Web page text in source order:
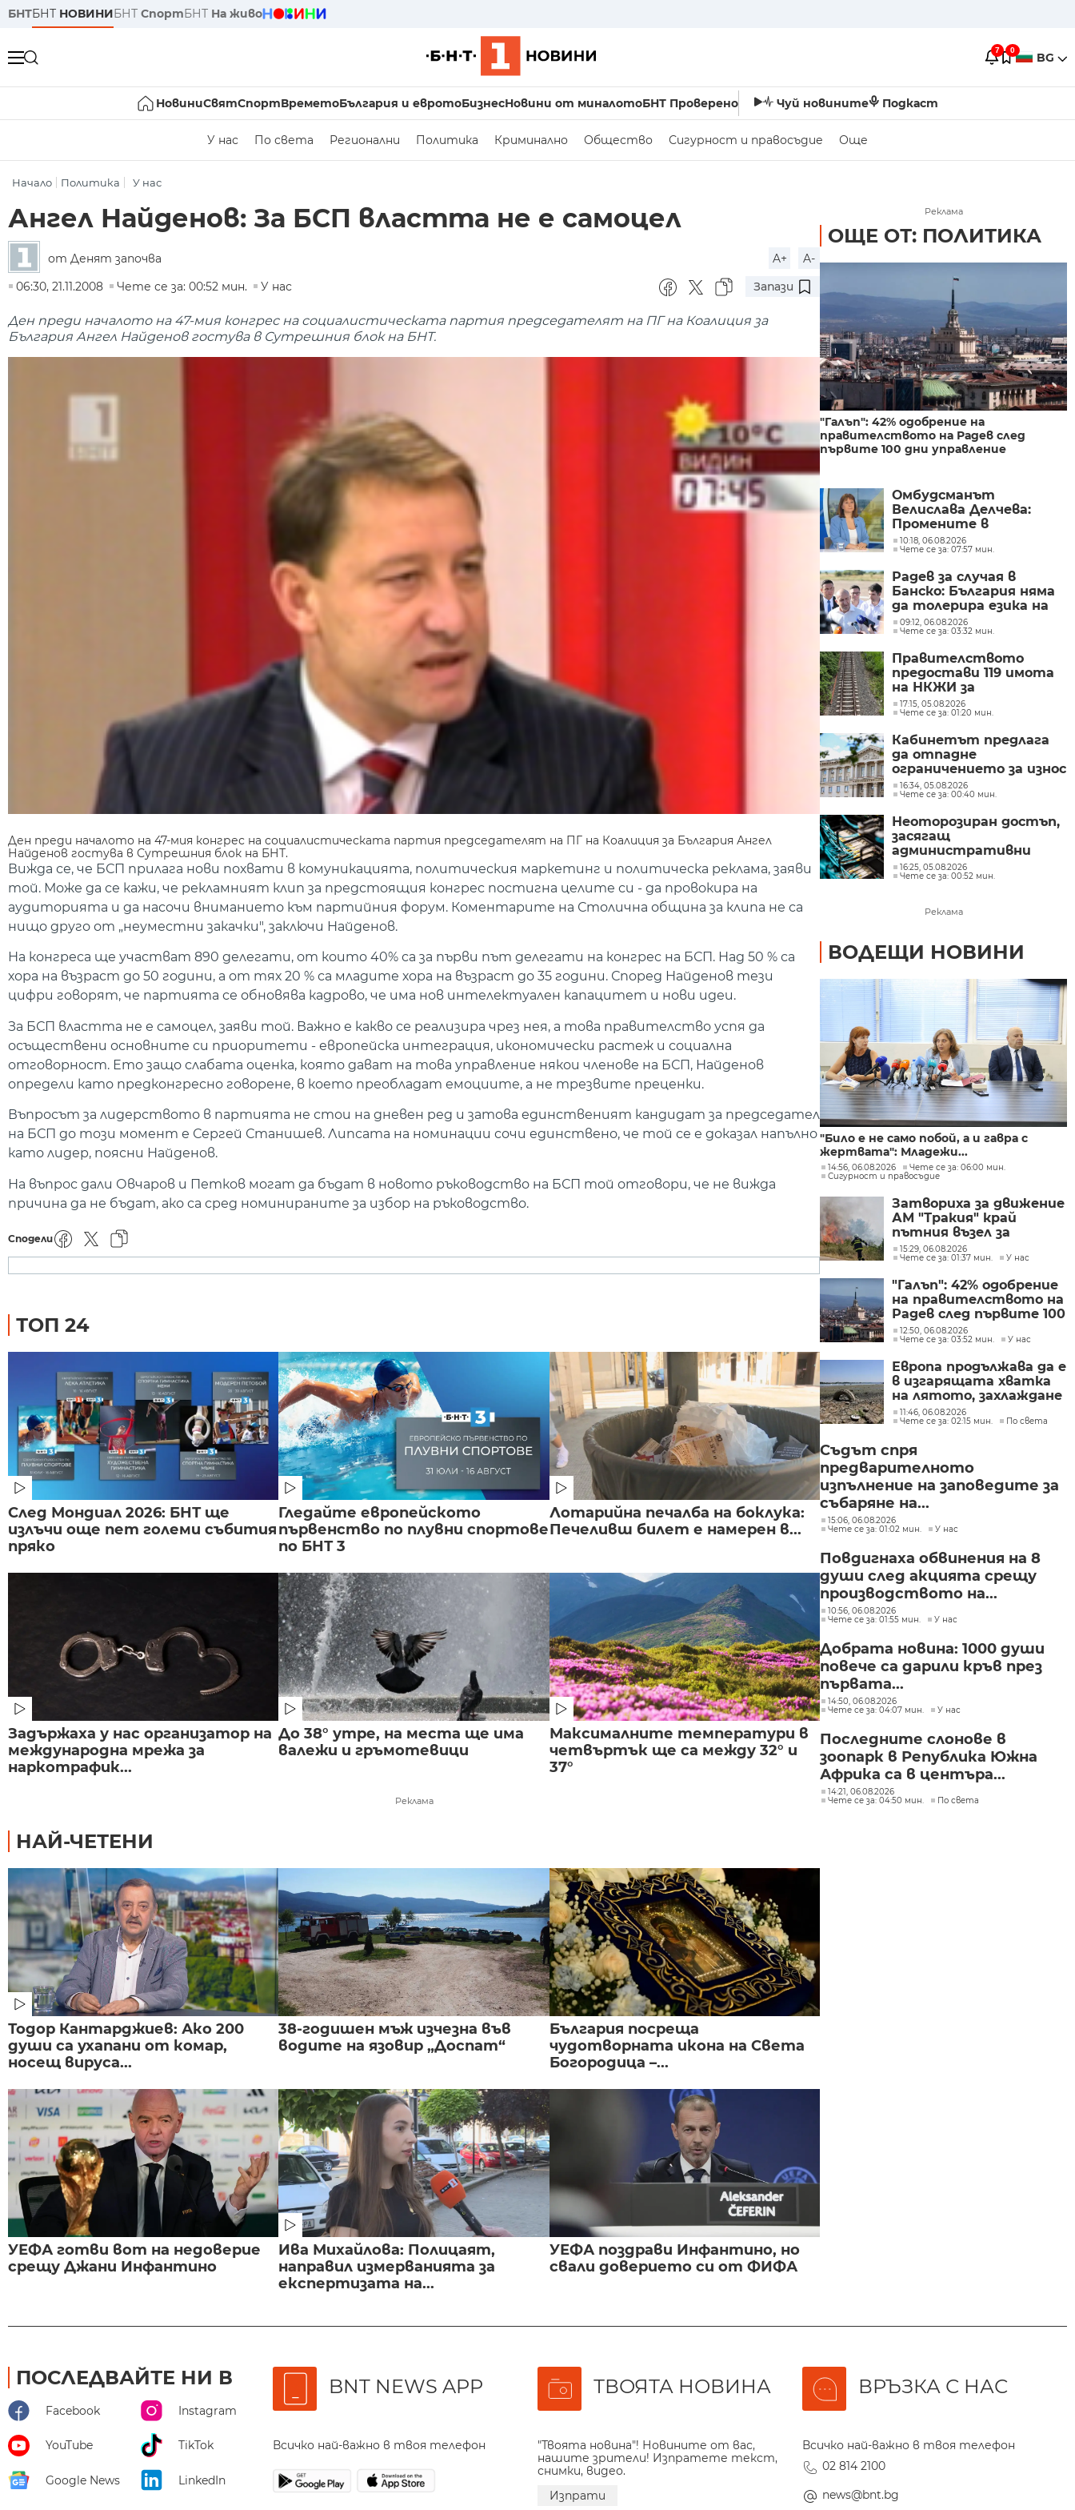
БНТБНТ НОВИНИБНТ СпортБНТ На живо
7 0 BG
НовиниСвятСпортВреметоБългария и евротоБизнесНовини от миналотоБНТ Проверено Чуй новините Подкаст
У нас По света Регионални Политика Криминално Общество Сигурност и правосъдие Още
Начало Политика У нас
Ангел Найденов: За БСП властта не е самоцел
от Денят започва A+
A-
06:30, 21.11.2008
Чете се за: 00:52 мин. У нас Запази
Ден преди началото на 47-мия конгрес на социалистическата партия председателят на ПГ на Коалиция за
България Ангел Найденов гостува в Сутрешния блок на БНТ.
Ден преди началото на 47-мия конгрес на социалистическата партия председателят на ПГ на Коалиция за България Ангел
Найденов гостува в Сутрешния блок на БНТ.
Вижда се, че БСП прилага нови похвати в комуникацията, политическия маркетинг и политическа реклама, заяви
той. Може да се кажи, че рекламният клип за предстоящия конгрес постигна целите си - да провокира на
аудиторията и да насочи вниманието към партийния форум. Коментарите на Столична община за клипа не са
нищо друго от „неуместни закачки", заключи Найденов.
На конгреса ще участват 890 делегати, от които 40% са за първи път делегати на конгрес на БСП. Над 50 % са
хора на възраст до 50 години, а от тях 20 % са младите хора на възраст до 35 години. Според Найденов тези
цифри говорят, че партията се обновява кадрово, че има нов интелектуален капацитет и нови идеи.
За БСП властта не е самоцел, заяви той. Важно е какво се реализира чрез нея, а това правителство успя да
осъществени основните си приоритети - европейска интеграция, икономически растеж и социална
отговорност. Ето защо слабата оценка, която дават на това управление някои членове на БСП, Найденов
определи като предконгресно говорене, в което преобладат емоциите, а не трезвите преценки.
Въпросът за лидерството в партията не стои на дневен ред и затова единственият кандидат за председател
на БСП до този момент е Сергей Станишев. Липсата на номинации сочи единствено, че той се е доказал напълно
като лидер, поясни Найденов.
На въпрос дали Овчаров и Петков могат да бъдат в новото ръководство на БСП той отговори, че не вижда
причина да не бъдат, ако са сред номинираните за избор на ръководство.
Сподели
ТОП 24
След Мондиал 2026: БНТ ще
излъчи още пет големи събития
пряко
Гледайте европейското
първенство по плувни спортове
по БНТ 3
Лотарийна печалба на боклука:
Печеливш билет е намерен в...
Задържаха у нас организатор на
международна мрежа за
наркотрафик...
До 38° утре, на места ще има
валежи и гръмотевици
Максималните температури в
четвъртък ще са между 32° и
37°
Реклама
НАЙ-ЧЕТЕНИ
Тодор Кантарджиев: Ако 200
души са ухапани от комар,
носещ вируса...
38-годишен мъж изчезна във
водите на язовир „Доспат“
България посреща
чудотворната икона на Света
Богородица –...
УЕФА готви вот на недоверие
срещу Джани Инфантино
Ива Михайлова: Полицаят,
направил измерванията за
експертизата на...
УЕФА поздрави Инфантино, но
свали доверието си от ФИФА
Реклама
ОЩЕ ОТ: ПОЛИТИКА
"Галъп": 42% одобрение на
правителството на Радев след
първите 100 дни управление
Омбудсманът
Велислава Делчева:
Промените в
трудовото
законодателство не
могат да се правят
през бюджета
10:18, 06.08.2026
Чете се за: 07:57 мин.
Радев за случая в
Банско: България няма
да толерира езика на
омразата
09:12, 06.08.2026
Чете се за: 03:32 мин.
Правителството
предостави 119 имота
на НКЖИ за
модернизацията на
железопътната линия
София – Пловдив
17:15, 05.08.2026
Чете се за: 01:20 мин.
Кабинетът предлага
да отпадне
ограничението за износ
на нефтопродукти за
ЕС
16:34, 05.08.2026
Чете се за: 00:40 мин.
Неоторозиран достъп,
засягащ
административни
мрежи, засякоха от
Министерството на
16:25, 05.08.2026
Чете се за: 00:52 мин.
Реклама
ВОДЕЩИ НОВИНИ
"Било е не само побой, а и гавра с
жертвата": Младежи...
14:56, 06.08.2026
Чете се за: 06:00 мин.
Сигурност и правосъдие
Затвориха за движение
АМ "Тракия" край
пътния възел за
Велинград заради
пожар
15:29, 06.08.2026
Чете се за: 01:37 мин.
У нас
"Галъп": 42% одобрение
на правителството на
Радев след първите 100
дни управление
12:50, 06.08.2026
Чете се за: 03:52 мин.
У нас
Европа продължава да е
в изгарящата хватка
на лятото, захлаждане
се очаква в края на
седмицата
11:46, 06.08.2026
Чете се за: 02:15 мин.
По света
Съдът спря
предварителното
изпълнение на заповедите за
събаряне на...
15:06, 06.08.2026
Чете се за: 01:02 мин.
У нас
Повдигнаха обвинения на 8
души след акцията срещу
производството на...
10:56, 06.08.2026
Чете се за: 01:55 мин.
У нас
Добрата новина: 1000 души
повече са дарили кръв през
първата...
14:50, 06.08.2026
Чете се за: 04:07 мин.
У нас
Последните слонове в
зоопарк в Република Южна
Африка са в центъра...
14:21, 06.08.2026
Чете се за: 04:50 мин.
По света
ПОСЛЕДВАЙТЕ НИ В
Facebook Instagram
YouTube TikTok
Google News LinkedIn
BNT NEWS APP
Всичко най-важно в твоя телефон
ТВОЯТА НОВИНА
"Твоята новина"! Новините от вас,
нашите зрители! Изпратете текст,
снимки, видео.
Изпрати
ВРЪЗКА С НАС
Всичко най-важно в твоя телефон
02 814 2100
news@bnt.bg